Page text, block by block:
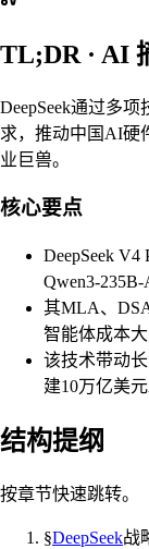
TL;DR · AI
DeepSeek通过多
求，推动中国AI硬
业巨兽。
核心要点
DeepSeek
Qwen3-
其MLA、
智能体成本
该技术带动
建10万亿美
结构提纲
按章节快速跳转。
§DeepSeek战